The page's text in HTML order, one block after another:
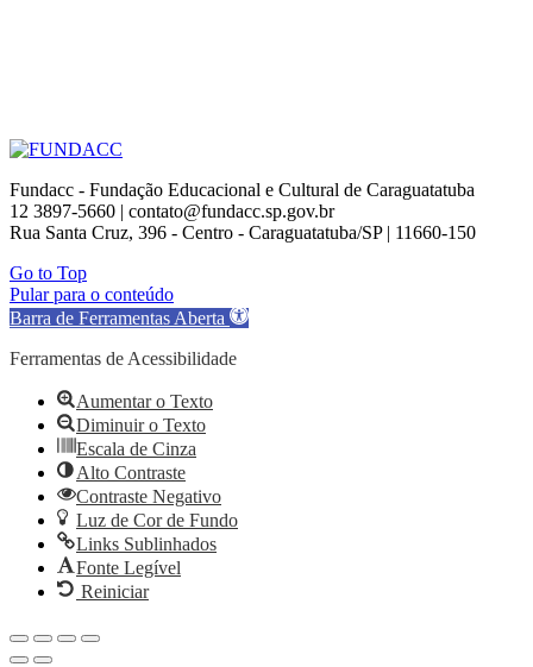
Fundacc - Fundação Educacional e Cultural de Caraguatatuba
12 3897-5660 | contato@fundacc.sp.gov.br
Rua Santa Cruz, 396 - Centro - Caraguatatuba/SP | 11660-150
Go to Top
Pular para o conteúdo
Barra de Ferramentas Aberta
Ferramentas de Acessibilidade
Aumentar o Texto
Diminuir o Texto
Escala de Cinza
Alto Contraste
Contraste Negativo
Luz de Cor de Fundo
Links Sublinhados
Fonte Legível
Reiniciar